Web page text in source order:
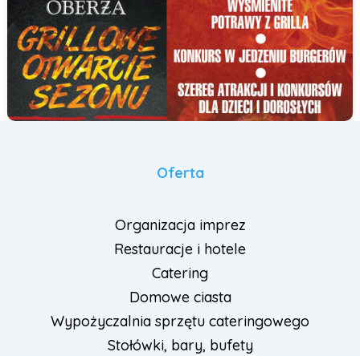
Oferta
Organizacja imprez
Restauracje i hotele
Catering
Domowe ciasta
Wypożyczalnia sprzętu cateringowego
Stołówki, bary, bufety